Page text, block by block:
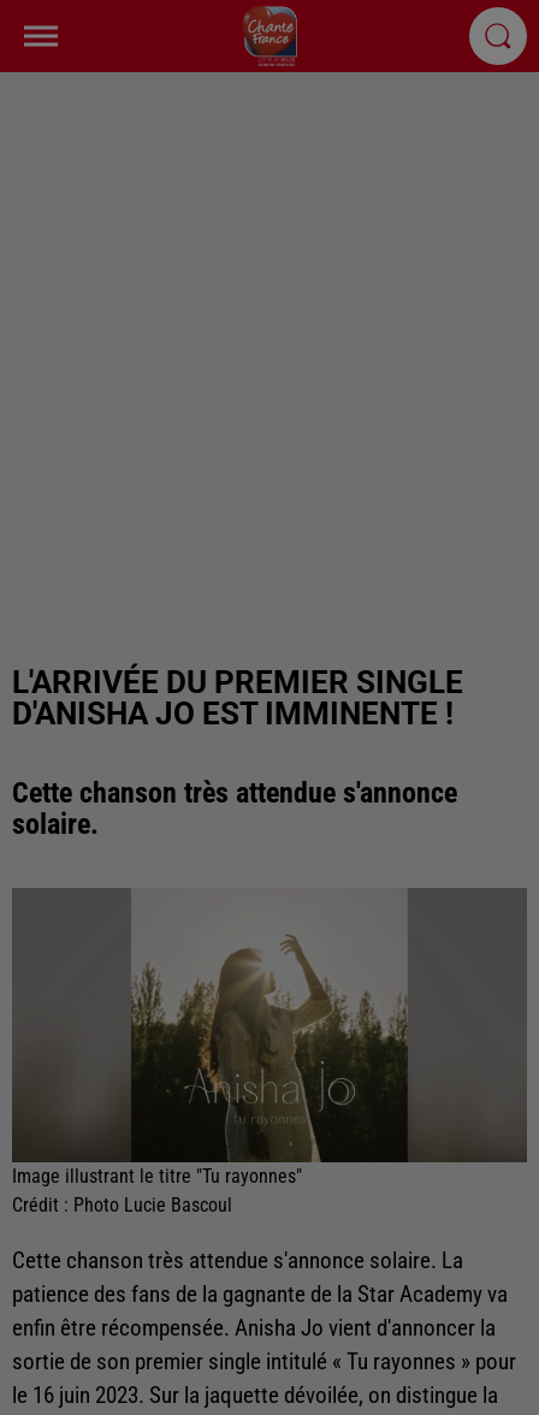
L'ARRIVÉE DU PREMIER SINGLE
D'ANISHA JO EST IMMINENTE !
Cette chanson très attendue s'annonce
solaire.
Image illustrant le titre "Tu rayonnes"
Crédit : Photo Lucie Bascoul
Cette chanson très attendue s'annonce solaire. La
patience des fans de la gagnante de la Star Academy va
enfin être récompensée. Anisha Jo vient d'annoncer la
sortie de son premier single intitulé « Tu rayonnes » pour
le 16 juin 2023. Sur la jaquette dévoilée, on distingue la